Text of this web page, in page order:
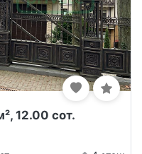
12.00 сот.